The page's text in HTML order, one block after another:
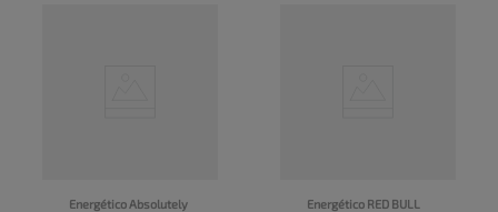
Energético Absolutely
Energético RED BULL